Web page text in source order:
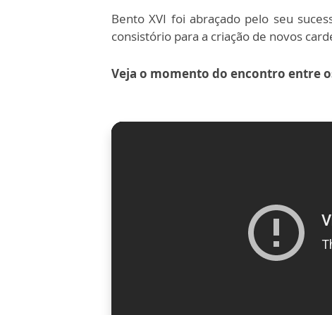
Bento XVI foi abraçado pelo seu
consistório para a criação de novos
Veja o momento do encontro entre